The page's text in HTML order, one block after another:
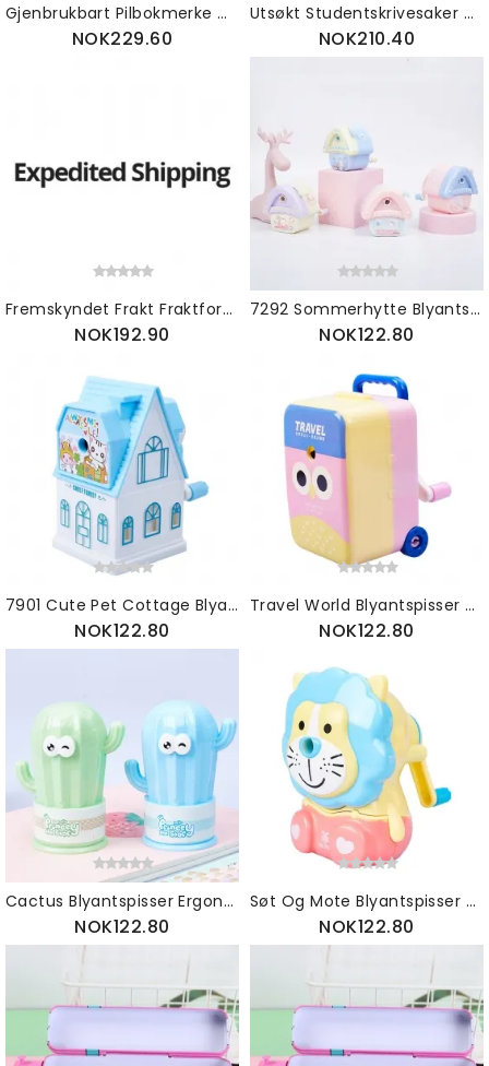
Gjenbrukbart Pilbokmerke Med Høy Elastisk Stropp Og Presis Navigering For Skolemateriell Skrivesaker 2 Stk.
NOK229.60
Utsøkt Studentskrivesaker Vintage Uthulet Tradisjonell Kulturdesign Messing Metall Bokmerkepakke Gaveeske
NOK210.40
Fremskyndet Frakt Fraktforskjell Fraktkostnad
NOK192.90
7292 Sommerhytte Blyantspisser Kreativ Motegave 2023 Ny
NOK122.80
7901 Cute Pet Cottage Blyantspisserer Mote Kreativ Blyantspisser Skarp Farge Bly Vend
NOK122.80
Travel World Blyantspisser Tegneserie Kreativ Ny Stor Koffert For Studenter
NOK122.80
Cactus Blyantspisser Ergonomisk Grepsspisser Selvgrunnende Blyblyantspisser For Studenter
NOK122.80
Søt Og Mote Blyantspisser Med Liten Løvedesign Kreativ Gave Til Studenter
NOK122.80